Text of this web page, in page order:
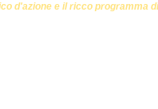
d'azione e il ricco programma